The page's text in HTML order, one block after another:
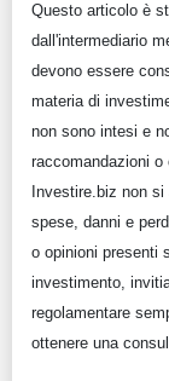
Questo articolo è
dall'intermediario
devono essere
materia di
non sono intesi e
raccomandazioni
Investire.biz non
spese, danni e
o opinioni presenti
investimento,
regolamentare
ottenere una